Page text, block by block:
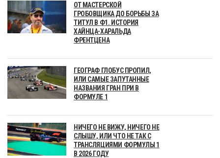
ОТ МАСТЕРСКОЙ
ГРОБОВЩИКА ДО БОРЬБЫ ЗА
ТИТУЛ В Ф1. ИСТОРИЯ
ХАЙНЦА-ХАРАЛЬДА
ФРЕНТЦЕНА
ГЕОГРАФ ГЛОБУС ПРОПИЛ,
ИЛИ САМЫЕ ЗАПУТАННЫЕ
НАЗВАНИЯ ГРАН ПРИ В
ФОРМУЛЕ 1
НИЧЕГО НЕ ВИЖУ, НИЧЕГО НЕ
СЛЫШУ, ИЛИ ЧТО НЕ ТАК С
ТРАНСЛЯЦИЯМИ ФОРМУЛЫ 1
В 2026 ГОДУ